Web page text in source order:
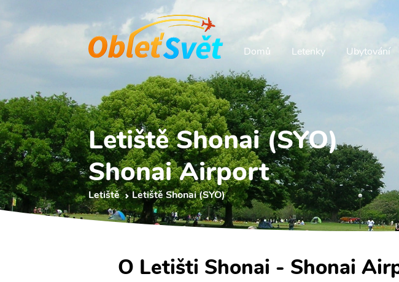
Domů Letenky Ubytování
Letiště Shonai (SYO)
Shonai Airport
Letiště Letiště Shonai (SYO)
O Letišti Shonai - Shonai